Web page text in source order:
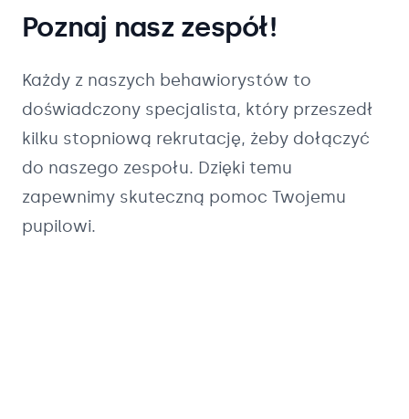
Poznaj nasz zespół!
Każdy z naszych behawiorystów to
doświadczony specjalista, który przeszedł
kilku stopniową rekrutację, żeby dołączyć
do naszego zespołu. Dzięki temu
zapewnimy skuteczną pomoc Twojemu
pupilowi.